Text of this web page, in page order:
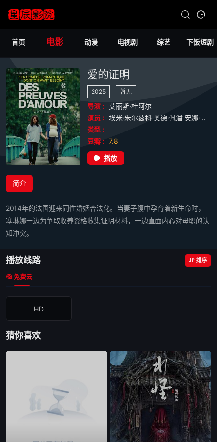
首页 电影 动漫 电视剧 综艺 下饭短剧
爱的证明
2025 暂无
导演 :
艾丽斯·杜阿尔
演员 :
埃米·朱尔兹科 奥德·佩潘 安娜·勒尼
类型 :
豆瓣 :
7.8
播放
简介
2014年的法国迎来同性婚姻合法化。当妻子腹中孕育着新生命时，
塞琳娜一边为争取收养资格收集证明材料，一边直面内心对母职的认
知冲突。
播放线路 排序
免费云
HD
猜你喜欢